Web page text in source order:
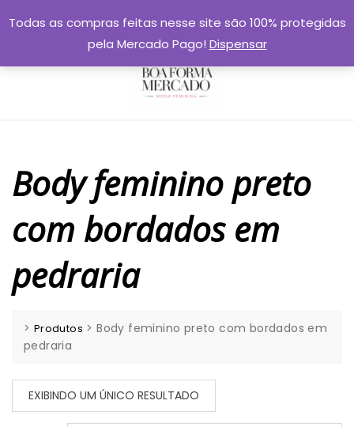
to
Body feminino preto
com bordados em
pedraria
> Produtos >Body feminino preto com bordados em
pedraria
EXIBINDO UM ÚNICO RESULTADO
Todas as compras feitas nesse site são 100% protegidas
pela Mercado Pago! Dispensar